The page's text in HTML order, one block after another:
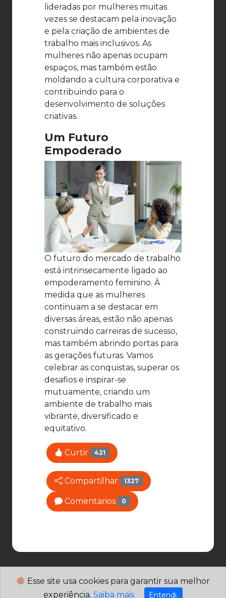
lideradas por mulheres muitas
vezes se destacam pela inovação
e pela criação de ambientes de
trabalho mais inclusivos. As
mulheres não apenas ocupam
espaços, mas também estão
moldando a cultura corporativa e
contribuindo para o
desenvolvimento de soluções
criativas.
Um Futuro
Empoderado
O futuro do mercado de trabalho
está intrinsecamente ligado ao
empoderamento feminino. À
medida que as mulheres
continuam a se destacar em
diversas áreas, estão não apenas
construindo carreiras de sucesso,
mas também abrindo portas para
as gerações futuras. Vamos
celebrar as conquistas, superar os
desafios e inspirar-se
mutuamente, criando um
ambiente de trabalho mais
vibrante, diversificado e
equitativo.
Curtir 421
Compartilhar 1327
Comentarios 0
Esse site usa cookies para garantir sua melhor
experiência. Saiba mais Entendi.